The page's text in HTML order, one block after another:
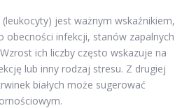
(leukocyty) jest ważnym wskaźnikiem,
infekcji, stanów zapalnych
ich liczby często wskazuje na
lub inny rodzaj stresu. Z drugiej
białych może sugerować